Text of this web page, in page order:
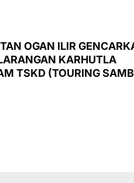
OGAN ILIR
KARHUTLA
TSKD (TOURING